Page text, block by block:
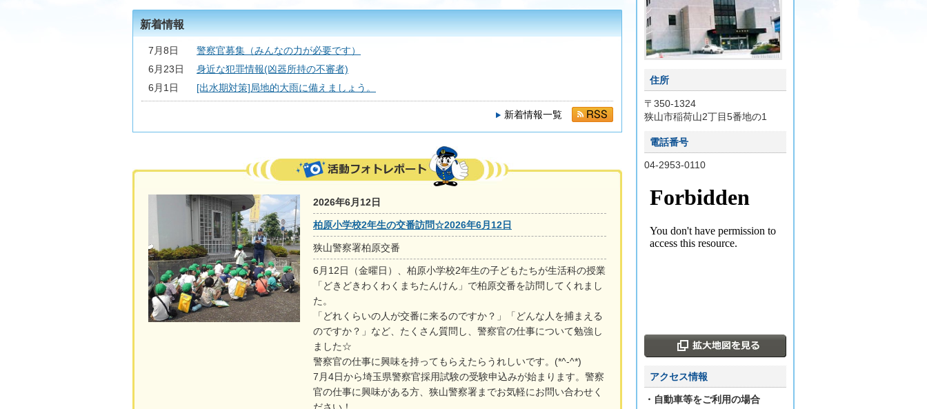
新着情報
7月8日
警察官募集（みんなの力が必要です）
6月23日
身近な犯罪情報(凶器所持の不審者)
6月1日
[出水期対策]局地的大雨に備えましょう。
新着情報一覧
2026年6月12日
柏原小学校2年生の交番訪問☆2026年6月12日
狭山警察署柏原交番
6月12日（金曜日）、柏原小学校2年生の子どもたちが生活科の授業
「どきどきわくわくまちたんけん」で柏原交番を訪問してくれまし
た。
「どれくらいの人が交番に来るのですか？」「どんな人を捕まえる
のですか？」など、たくさん質問し、警察官の仕事について勉強し
ました☆
警察官の仕事に興味を持ってもらえたらうれしいです。(*^-^*)
7月4日から埼玉県警察官採用試験の受験申込みが始まります。警察
官の仕事に興味がある方、狭山警察署までお気軽にお問い合わせく
住所
〒350-1324
狭山市稲荷山2丁目5番地の1
電話番号
04-2953-0110
アクセス情報
・自動車等をご利用の場合